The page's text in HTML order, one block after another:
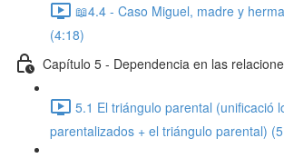
📖4.4 - Caso Miguel, madre y
(4:18)
Capítulo 5 - Dependencia en las
5.1 El triángulo parental (unificació
parentalizados + el triángulo parental)